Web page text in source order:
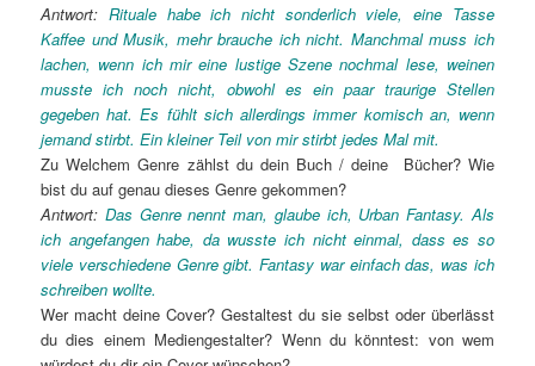
Antwort: Rituale habe ich nicht sonderlich viele, eine Tasse
Kaffee und Musik, mehr brauche ich nicht. Manchmal muss ich
lachen, wenn ich mir eine lustige Szene nochmal lese, weinen
musste ich noch nicht, obwohl es ein paar traurige Stellen
gegeben hat. Es fühlt sich allerdings immer komisch an, wenn
jemand stirbt. Ein kleiner Teil von mir stirbt jedes Mal mit.
Zu Welchem Genre zählst du dein Buch / deine Bücher? Wie
bist du auf genau dieses Genre gekommen?
Antwort: Das Genre nennt man, glaube ich, Urban Fantasy. Als
ich angefangen habe, da wusste ich nicht einmal, dass es so
viele verschiedene Genre gibt. Fantasy war einfach das, was ich
schreiben wollte.
Wer macht deine Cover? Gestaltest du sie selbst oder überlässt
du dies einem Mediengestalter? Wenn du könntest: von wem